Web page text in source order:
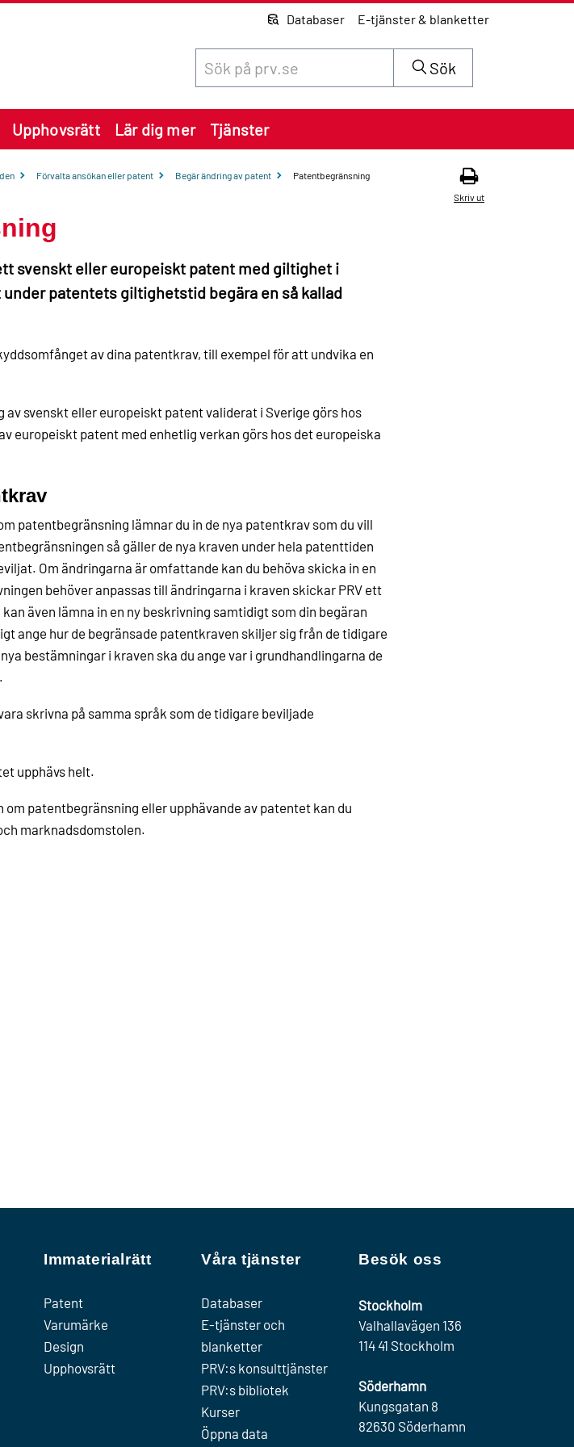
Databaser E-tjänster & blanketter
Sök
Upphovsrätt Lär dig mer Tjänster
Förvalta ansökan eller patent Begär ändring av patent
Patentbegränsning
Skriv ut
svenskt eller europeiskt patent med giltighet i
patentets giltighetstid begära en så kallad
av dina patentkrav, till exempel för att undvika en
svenskt eller europeiskt patent validerat i Sverige görs hos
europeiskt patent med enhetlig verkan görs hos det europeiska
patentbegränsning lämnar du in de nya patentkrav som du vill
så gäller de nya kraven under hela patenttiden
Om ändringarna är omfattande kan du behöva skicka in en
behöver anpassas till ändringarna i kraven skickar PRV ett
även lämna in en ny beskrivning samtidigt som din begäran
ange hur de begränsade patentkraven skiljer sig från de tidigare
bestämningar i kraven ska du ange var i grundhandlingarna de
skrivna på samma språk som de tidigare beviljade
upphävs helt.
om patentbegränsning eller upphävande av patentet kan du
marknadsdomstolen.
Immaterialrätt
Patent
Varumärke
Design
Upphovsrätt
Våra tjänster
Databaser
E-tjänster och
blanketter
PRV:s konsulttjänster
PRV:s bibliotek
Kurser
Öppna data
Besök oss
Stockholm
Valhallavägen 136
114 41 Stockholm
Söderhamn
Kungsgatan 8
82630 Söderhamn